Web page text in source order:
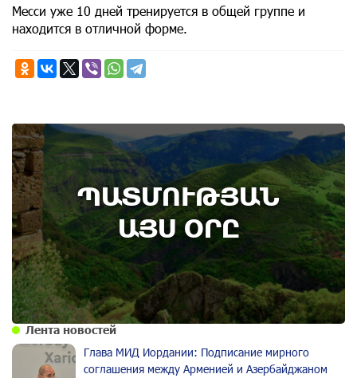
Месси уже 10 дней тренируется в общей группе и
находится в отличной форме.
ՊԱՏՄՈՒԹՅԱՆ
ԱՅՍ ՕՐԸ
6th of August
Административный суд удовлетворил иск ААЦ
по делу монастыря Ованаванк
Лента новостей
Глава МИД Иордании: Подписание мирного
соглашения между Арменией и Азербайджаном